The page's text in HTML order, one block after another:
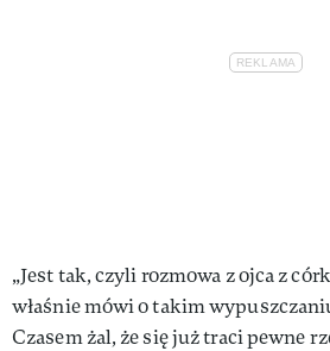
„Jest tak, czyli rozmowa z ojca z
właśnie mówi o takim
Czasem żal, że się już traci pewne